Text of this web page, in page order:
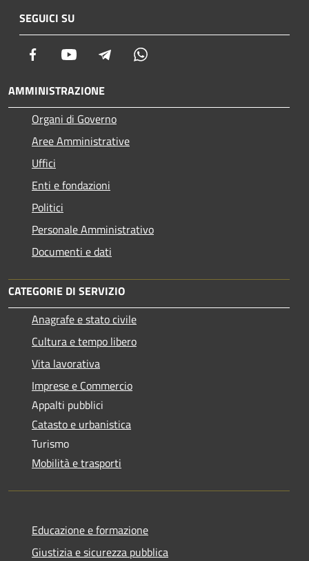
SEGUICI SU
Facebook Youtube Telegram
AMMINISTRAZIONE
Organi di Governo
Aree Amministrative
Uffici
Enti e fondazioni
Politici
Personale Amministrativo
Documenti e dati
CATEGORIE DI SERVIZIO
Anagrafe e stato civile
Cultura e tempo libero
Vita lavorativa
Imprese e Commercio
Appalti pubblici
Catasto e urbanistica
Turismo
Mobilità e trasporti
Educazione e formazione
Giustizia e sicurezza pubblica